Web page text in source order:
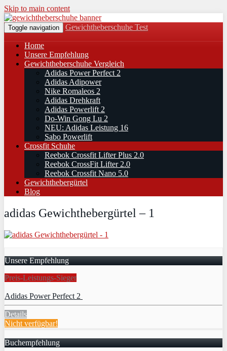
Skip to main content
Toggle navigation Gewichtheberschuhe Test
Home
Unsere Empfehlung
Gewichtheberschuhe Vergleich
Adidas Power Perfect 2
Adidas Adipower
Nike Romaleos 2
Adidas Drehkraft
Adidas Powerlift 2
Do-Win Gong Lu 2
NEU: Adidas Leistung 16
Sabo Powerlift
Crossfit Schuhe
Reebok Crossfit Lifter Plus 2.0
Reebok CrossFit Lifter 2.0
Reebok Crossfit Nano 5.0
Gewichthebergürtel
Blog
adidas Gewichthebergürtel – 1
Unsere Empfehlung
Preis-Leistungs-Sieger
Adidas Power Perfect 2
Details
Nicht verfügbar!
Buchempfehlung